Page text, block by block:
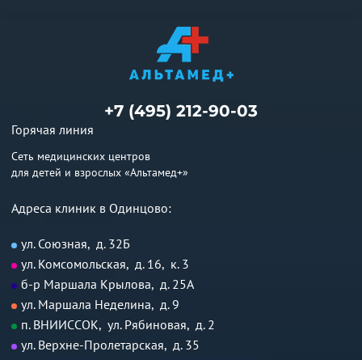
+7 (495) 212-90-03
Горячая линия
Сеть медицинских центров
для детей и взрослых «Альтамед+»
Адреса клиник в Одинцово:
ул. Союзная, д. 32Б
ул. Комсомольская, д. 16, к. 3
б-р Маршала Крылова, д. 25А
ул. Маршала Неделина, д. 9
п. ВНИИССОК, ул. Рябиновая, д. 2
ул. Верхне-Пролетарская, д. 35